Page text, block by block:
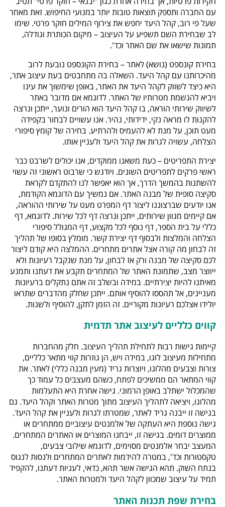
עם החברה ותספק תוצאות טובות יותר במנועי החיפוש. זאת מאחר
שעל פי רוב, קהל היעד יחפש את צירוף המילים חוקר פרטי. שימו
לב שבחירת השם תשפיע על העיצוב – מיקום הכותרת וגודלה,
תמונות שישאו את שם האתר וכד'.
בחירת קונספט (נושא) לאתר – בחירת הקונספט נובעת לרוב
מהיכרותנו עם קהל היעד. השאלה בה מתחבטים בעת עיצוב אתר,
היא כיצד לשווק לקהל היעד את האתר, באופן שימשוך את עינו
ויביא להגשמת מטרותיו של האתר. לדוגמא אם מדובר באתר
לשיווק שירותי הוראה, בו קהל היעד הוא הורים ונוער, ייתכן ונרצה
להקנות לו מראה נקי, ידידותי, נהיר. אנו עשויים לבחור בקפידה
מעט תוכן, על מנת לא להעמיס ולהרתיע. בחירה של קומץ סיפורי
הצלחה, עשויה לגרות את קהל היעד ולעניין אותו.
יצירת התפריטים – כעת משאנו ממוקדים, אנו יכולים לשרבט כבר
ראשי פרקים לתפריטים השונים. ויודגש כי שרבוט ראשוני זה עשוי
להשתנות בהמשך הדרך, אך הוא יאפשר לנו להתקדם לקראת
סקיצה סופית של מבנה האתר. אם נמשיך עם הדוגמא הקודמת,
אנו יודעים שברצוננו ליצור דף המפרט מעט על שירותי ההוראה,
אם קיימים מגוון שירותים, ייתכן ונרצה דף לכל שירות. לדוגמא, דף
כללי על בית הספר, דף נוסף לכל מקצוע, דף המגולל סיפורי
הצלחה והמלצות ולבסוף דף יצירת קשר. מומלץ בסופו של תהליך
זה לבחון מה קורה אצל אתרים מתחרים. ההמלצה היא קודם ליצור
לכם סקיצה של מבנה ורק אז לבחון, על מנת שנקבל רעיונות ולא
ייווצר מצב, שתמונת האתר של המתחרים תקבע את דעתנו ותמנע
מאיתנו להיות יצירתיים. במידה ובשלב זה אתם נתקלים ברעיונות
מעניינים, אל תהססו להוסיף אותם. ייתכן שחלק מהדברים שתראו
יולידו אצלכם רעיונות מקוריים. זה הזמן לתקן, להוסיף ולשנות.
קווים כלליים לעיצוב אתר תדמית
קיימות גישות רבות לתחילת תהליך העיצוב. חלק מהחברות
מתחילות מעיצוב לוגו, במידה ויש, הן גוזרות קווי מתאר כלליים,
צורות וצבעים מהלוגו, ויוצרות גריד (מעין מבנה כללי) לאתר. את
קווי המתאר הם ממשיכים לפתח, כשהם מעצבים כל עמוד כך
שהמכלול ישתלב באופן הרמוני. גישה אחרת היא התעלמות
מהלוגו, ויציאה לתהליך העיצוב מתוך מטרות האתר וקהל היעד. גם
בגישה זו ייבנה גריד לאתר, שמטרתו לגרות ולעניין את קהל היעד.
גישה נוספת היא העתקה של אלמנטים עיצוביים ממתחרים או
ממוצרים דומים. בגישה זו, ייבחנו המוצרים או האתרים המתחרים.
המעצב יבחר אלמנטים מסוימים, לדוגמא שילובי צבעים,
טקסטורות וכד', במטרה להידמות לאתרים המתחרים ולנסות לנגוס
בנתח השוק. תהא הגישה אשר תהא, כדאי, לעניות דעתנו, להקפיד
תמיד על עיצוב שמכוון לקהל היעד ולמטרות האתר.
בחירת שפת תכנות האתר